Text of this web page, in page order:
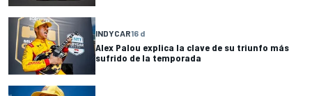
INDYCAR16 d
Alex Palou explica la clave de su triunfo más
sufrido de la temporada